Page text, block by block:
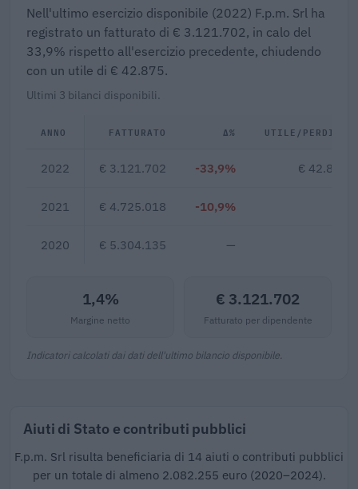
Nell'ultimo esercizio disponibile (2022) F.p.m. Srl ha
registrato un fatturato di € 3.121.702, in calo del
33,9% rispetto all'esercizio precedente, chiudendo
con un utile di € 42.875.
Ultimi 3 bilanci disponibili.
ANNO FATTURATO Δ% UTILE/PERDITA
2022 € 3.121.702 -33,9% € 42.875
2021 € 4.725.018 -10,9%
2020 € 5.304.135 —
1,4%
Margine netto
€ 3.121.702
Fatturato per dipendente
Indicatori calcolati dai dati dell'ultimo bilancio disponibile.
Aiuti di Stato e contributi pubblici
F.p.m. Srl risulta beneficiaria di 14 aiuti o contributi pubblici
per un totale di almeno 2.082.255 euro (2020–2024).